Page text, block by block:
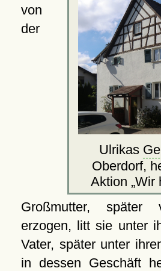
Ulrikas
Oberdorf,
Aktion Wir
von
der
Großmutter,
erzogen, litt sie unter
Vater, später unter
in dessen Geschäft